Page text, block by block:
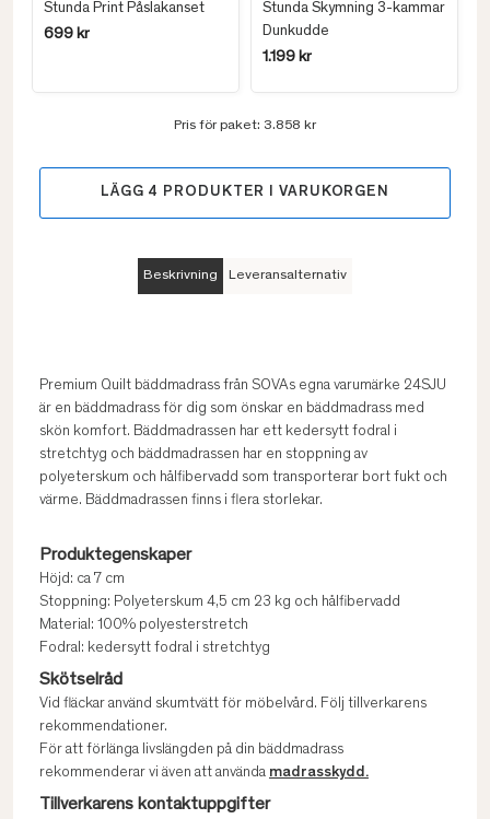
Stunda Print Påslakanset
699 kr
Stunda Skymning 3-kammar
Dunkudde
1.199 kr
Pris för paket: 3.858 kr
LÄGG 4 PRODUKTER I VARUKORGEN
Beskrivning Leveransalternativ
Premium Quilt bäddmadrass från SOVAs egna varumärke 24SJU
är en bäddmadrass för dig som önskar en bäddmadrass med
skön komfort. Bäddmadrassen har ett kedersytt fodral i
stretchtyg och bäddmadrassen har en stoppning av
polyeterskum och hålfibervadd som transporterar bort fukt och
värme. Bäddmadrassen finns i flera storlekar.
Produktegenskaper
Höjd: ca 7 cm
Stoppning: Polyeterskum 4,5 cm 23 kg och hålfibervadd
Material: 100% polyesterstretch
Fodral: kedersytt fodral i stretchtyg
Skötselråd
Vid fläckar använd skumtvätt för möbelvård. Följ tillverkarens
rekommendationer.
För att förlänga livslängden på din bäddmadrass
rekommenderar vi även att använda madrasskydd.
Tillverkarens kontaktuppgifter